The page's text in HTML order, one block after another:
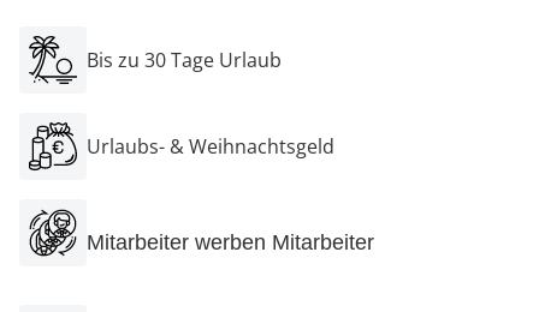
Bis zu 30 Tage Urlaub
Urlaubs- & Weihnachtsgeld
Mitarbeiter werben Mitarbeiter